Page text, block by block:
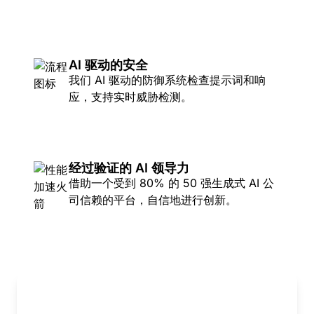
AI 驱动的安全
我们 AI 驱动的防御系统检查提示词和响
应，支持实时威胁检测。
经过验证的 AI 领导力
借助一个受到 80% 的 50 强生成式 AI 公
司信赖的平台，自信地进行创新。